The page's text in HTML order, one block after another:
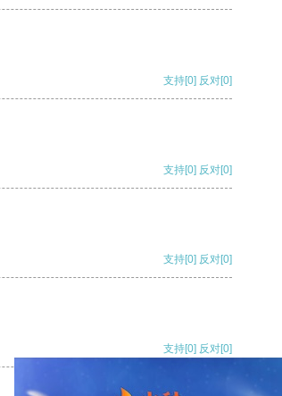
支持[0] 反对[0]
支持[0] 反对[0]
支持[0] 反对[0]
支持[0] 反对[0]